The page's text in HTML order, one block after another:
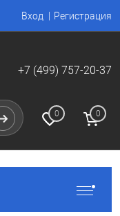
Вход Регистрация
+7 (499) 757-20-37
0 0